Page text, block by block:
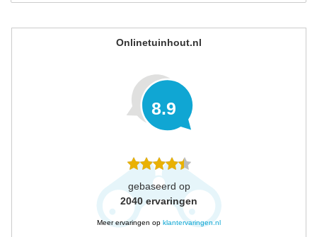
Onlinetuinhout.nl
8.9
gebaseerd op
2040 ervaringen
Meer ervaringen op klantervaringen.nl